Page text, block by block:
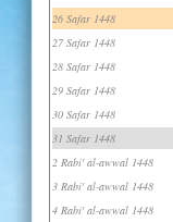
26 Safar 1448
27 Safar 1448
28 Safar 1448
29 Safar 1448
30 Safar 1448
31 Safar 1448
2 Rabi' al-awwal 1448
3 Rabi' al-awwal 1448
4 Rabi' al-awwal 1448